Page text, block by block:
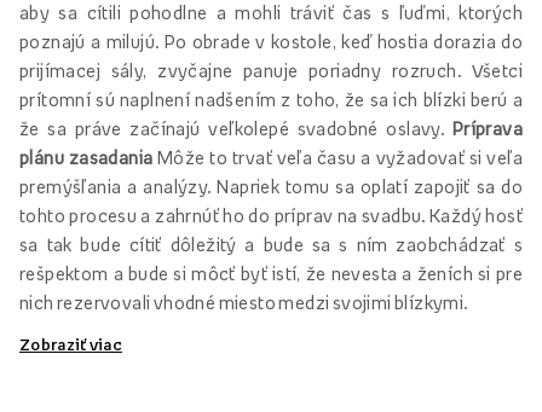
aby sa cítili pohodlne a mohli tráviť čas s ľuďmi, ktorých
poznajú a milujú. Po obrade v kostole, keď hostia dorazia do
prijímacej sály, zvyčajne panuje poriadny rozruch. Všetci
prítomní sú naplnení nadšením z toho, že sa ich blízki berú a
že sa práve začínajú veľkolepé svadobné oslavy. Príprava
plánu zasadania Môže to trvať veľa času a vyžadovať si veľa
premýšľania a analýzy. Napriek tomu sa oplatí zapojiť sa do
tohto procesu a zahrnúť ho do príprav na svadbu. Každý hosť
sa tak bude cítiť dôležitý a bude sa s ním zaobchádzať s
rešpektom a bude si môcť byť istí, že nevesta a ženích si pre
nich rezervovali vhodné miesto medzi svojimi blízkymi.
Zobraziť viac